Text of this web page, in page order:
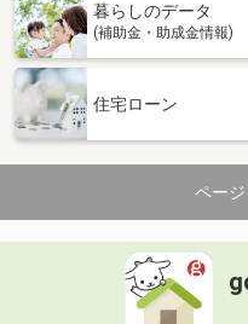
暮らしのデータ
(補助金・助成金情報)
住宅ローン
ペー